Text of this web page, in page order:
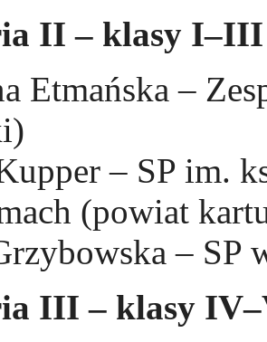
II – klasy I–III
Etmańska –
– SP im.
(powiat
– SP
III – klasy